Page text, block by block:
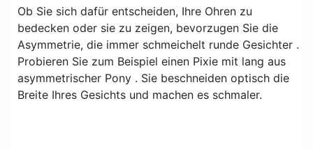
Ob Sie sich dafür entscheiden, Ihre Ohren zu
bedecken oder sie zu zeigen, bevorzugen Sie die
Asymmetrie, die immer schmeichelt runde Gesichter .
Probieren Sie zum Beispiel einen Pixie mit lang aus
asymmetrischer Pony . Sie beschneiden optisch die
Breite Ihres Gesichts und machen es schmaler.